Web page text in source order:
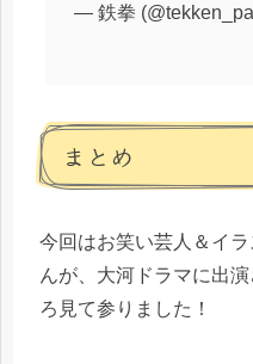
— 鉄拳
まとめ
今回はお笑い芸人＆イ
んが、大河ドラマに出
ろ見て参りました！